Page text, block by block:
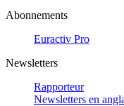
Abonnements
Euractiv Pro
Newsletters
Rapporteur
Newsletters en